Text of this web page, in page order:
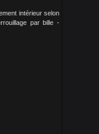
intérieur selon
par bille -